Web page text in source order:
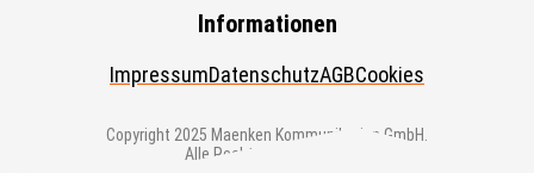
Informationen
ImpressumDatenschutzAGBCookies
Copyright 2025 Maenken Kommunikation GmbH.
Alle Rechte vorbehalten.